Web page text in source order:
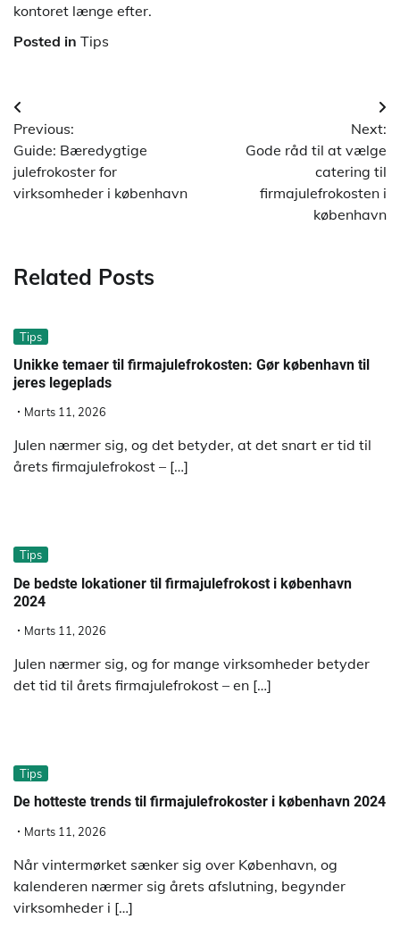
kontoret længe efter.
Posted in Tips
Indlægsnavigation
Previous:
Guide: Bæredygtige
julefrokoster for
virksomheder i københavn
Next:
Gode råd til at vælge
catering til
firmajulefrokosten i
københavn
Related Posts
Tips
Unikke temaer til firmajulefrokosten: Gør københavn til
jeres legeplads
Marts 11, 2026
Julen nærmer sig, og det betyder, at det snart er tid til
årets firmajulefrokost – […]
Tips
De bedste lokationer til firmajulefrokost i københavn
2024
Marts 11, 2026
Julen nærmer sig, og for mange virksomheder betyder
det tid til årets firmajulefrokost – en […]
Tips
De hotteste trends til firmajulefrokoster i københavn 2024
Marts 11, 2026
Når vintermørket sænker sig over København, og
kalenderen nærmer sig årets afslutning, begynder
virksomheder i […]